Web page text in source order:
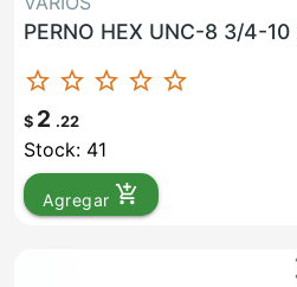
PERNO HEX UNC-8 3/4-10
star_border star_border star_border star_border star_border
$ 2 .22
Stock: 41
Agregar add_shopping_cart